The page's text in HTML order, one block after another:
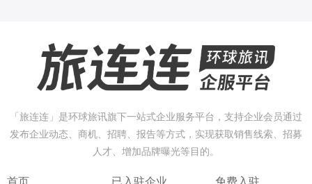
「 旅连连 」 是环球旅讯旗下一站式企业服务平台 ， 支持企业会员通过
发布企业动态 商机 招聘 报告等方式 ， 实现获取销售线索 招募
人 才 增加品牌曝光等目 的。